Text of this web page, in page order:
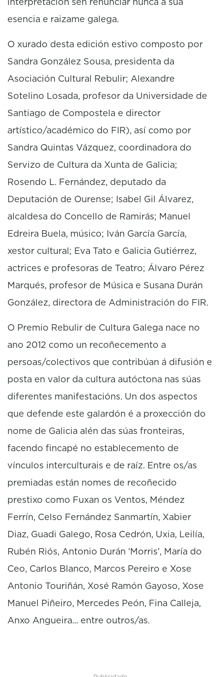
esencia e raizame galega.
O xurado desta edición estivo composto por
Sandra González Sousa, presidenta da
Asociación Cultural Rebulir; Alexandre
Sotelino Losada, profesor da Universidade de
Santiago de Compostela e director
artístico/académico do FIR), así como por
Sandra Quintas Vázquez, coordinadora do
Servizo de Cultura da Xunta de Galicia;
Rosendo L. Fernández, deputado da
Deputación de Ourense; Isabel Gil Álvarez,
alcaldesa do Concello de Ramirás; Manuel
Edreira Buela, músico; Iván García García,
xestor cultural; Eva Tato e Galicia Gutiérrez,
actrices e profesoras de Teatro; Álvaro Pérez
Marqués, profesor de Música e Susana Durán
González, directora de Administración do FIR.
O Premio Rebulir de Cultura Galega nace no
ano 2012 como un recoñecemento a
persoas/colectivos que contribúan á difusión e
posta en valor da cultura autóctona nas súas
diferentes manifestacións. Un dos aspectos
que defende este galardón é a proxección do
nome de Galicia alén das súas fronteiras,
facendo fincapé no establecemento de
vínculos interculturais e de raíz. Entre os/as
premiadas están nomes de recoñecido
prestixo como Fuxan os Ventos, Méndez
Ferrín, Celso Fernández Sanmartín, Xabier
Diaz, Guadi Galego, Rosa Cedrón, Uxia, Leilía,
Rubén Riós, Antonio Durán ‘Morris’, María do
Ceo, Carlos Blanco, Marcos Pereiro e Xose
Antonio Touriñán, Xosé Ramón Gayoso, Xose
Manuel Piñeiro, Mercedes Peón, Fina Calleja,
Anxo Angueira... entre outros/as.